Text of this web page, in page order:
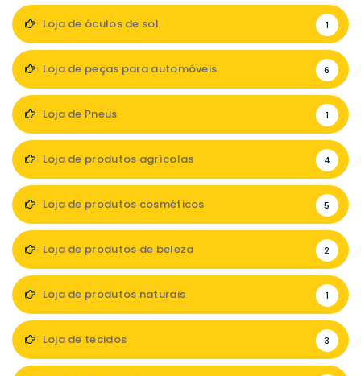
Loja de óculos de sol 1
Loja de peças para automóveis 6
Loja de Pneus 1
Loja de produtos agrícolas 4
Loja de produtos cosméticos 5
Loja de produtos de beleza 2
Loja de produtos naturais 1
Loja de tecidos 3